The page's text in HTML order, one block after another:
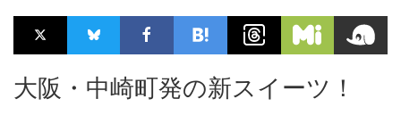
大阪・中崎町発の新スイーツ！